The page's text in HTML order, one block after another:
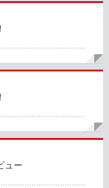
ュー